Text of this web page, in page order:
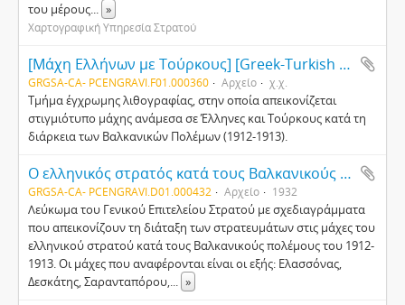
του μέρους... »
Χαρτογραφική Υπηρεσία Στρατού
[Μάχη Ελλήνων με Τούρκους] [Greek-Turkish battle]
GRGSA-CA- PCENGRAVI.F01.000360 Αρχείο χ.χ.
Τμήμα έγχρωμης λιθογραφίας, στην οποία απεικονίζεται
στιγμιότυπο μάχης ανάμεσα σε Έλληνες και Τούρκους κατά τη
διάρκεια των Βαλκανικών Πολέμων (1912-1913).
Ο ελληνικός στρατός κατά τους Βαλκανικούς Πολέμους του 1912-1913. Τόμος Α΄. Σχεδιαγράμματα [The Greek army during the Balkan wars in 1912-1913. Volume I. Drawnings]
GRGSA-CA- PCENGRAVI.D01.000432 Αρχείο 1932
Λεύκωμα του Γενικού Επιτελείου Στρατού με σχεδιαγράμματα
που απεικονίζουν τη διάταξη των στρατευμάτων στις μάχες του
ελληνικού στρατού κατά τους Βαλκανικούς πολέμους του 1912-
1913. Οι μάχες που αναφέρονται είναι οι εξής: Ελασσόνας,
Δεσκάτης, Σαρανταπόρου,... »